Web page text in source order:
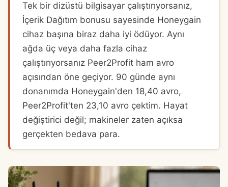
Tek bir dizüstü bilgisayar çalıştırıyorsanız,
İçerik Dağıtım bonusu sayesinde Honeygain
cihaz başına biraz daha iyi ödüyor. Aynı
ağda üç veya daha fazla cihaz
çalıştırıyorsanız Peer2Profit ham avro
açısından öne geçiyor. 90 günde aynı
donanımda Honeygain'den 18,40 avro,
Peer2Profit'ten 23,10 avro çektim. Hayat
değiştirici değil; makineler zaten açıksa
gerçekten bedava para.